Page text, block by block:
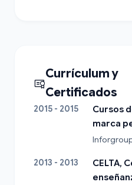
Currículum y
Certificados
2015 - 2015
Cursos
marca
2013 - 2013
CELTA,